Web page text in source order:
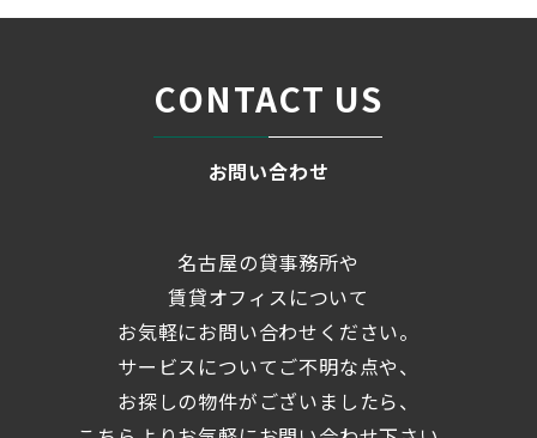
CONTACT US
お問い合わせ
名古屋の貸事務所や
賃貸オフィスについて
お気軽にお問い合わせください。
サービスについてご不明な点や、
お探しの物件がございましたら、